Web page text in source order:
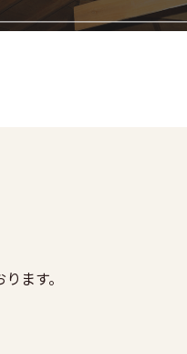
ます。